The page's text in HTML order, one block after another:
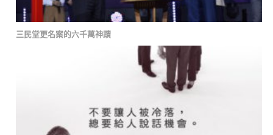
三民堂更名案的六千萬神蹟